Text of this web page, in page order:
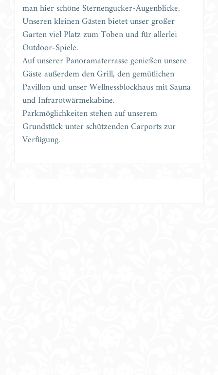
man hier schöne Sternengucker-Augenblicke.
Unseren kleinen Gästen bietet unser großer
Garten viel Platz zum Toben und für allerlei
Outdoor-Spiele.
Auf unserer Panoramaterrasse genießen unsere
Gäste außerdem den Grill, den gemütlichen
Pavillon und unser Wellnessblockhaus mit Sauna
und Infrarotwärmekabine.
Parkmöglichkeiten stehen auf unserem
Grundstück unter schützenden Carports zur
Verfügung.